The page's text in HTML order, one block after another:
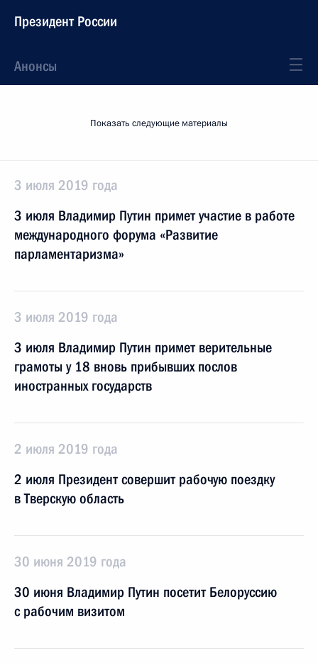
Президент России
Анонсы
Показать следующие материалы
3 июля 2019 года
3 июля Владимир Путин примет участие в работе
международного форума «Развитие
парламентаризма»
3 июля 2019 года
3 июля Владимир Путин примет верительные
грамоты у 18 вновь прибывших послов
иностранных государств
2 июля 2019 года
2 июля Президент совершит рабочую поездку
в Тверскую область
30 июня 2019 года
30 июня Владимир Путин посетит Белоруссию
с рабочим визитом